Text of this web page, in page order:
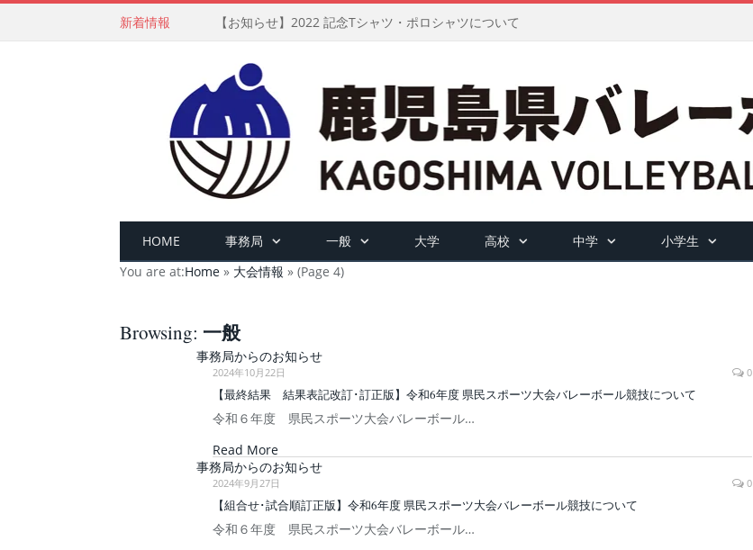
新着情報 【お知らせ】2022 記念Tシャツ・ポロシャツについて
HOME 事務局 一般 大学 高校 中学 小学生
You are at:Home » 大会情報 » (Page 4)
Browsing: 一般
事務局からのお知らせ
2024年10月22日 0
【最終結果 結果表記改訂･訂正版】令和6年度 県民スポーツ大会バレーボール競技について
令和６年度 県民スポーツ大会バレーボール…
Read More
事務局からのお知らせ
2024年9月27日 0
【組合せ･試合順訂正版】令和6年度 県民スポーツ大会バレーボール競技について
令和６年度 県民スポーツ大会バレーボール…